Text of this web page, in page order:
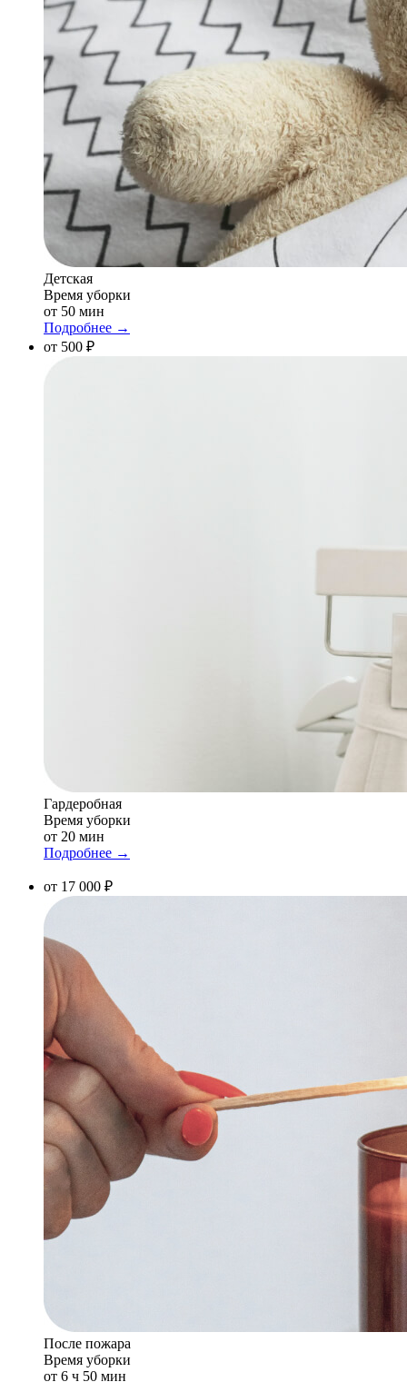
Детская
Время уборки
от 50 мин
Подробнее →
от 500 ₽
Гардеробная
Время уборки
от 20 мин
Подробнее →
от 17 000 ₽
После пожара
Время уборки
от 6 ч 50 мин